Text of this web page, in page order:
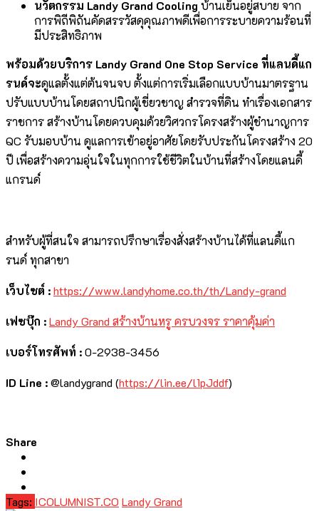
นวัตกรรม Landy Grand Cooling บ้านเย็นอยู่สบาย จาก
การพิถีพิถันคัดสรรวัสดุคุณภาพดีเพื่อการระบายความร้อนที่
มีประสิทธิภาพ
พร้อมด้วยบริการ Landy Grand One Stop Service ที่แลนดี้แก
รนด์จะดูแลตั้งแต่ต้นจนจบ ตั้งแต่การเริ่มเลือกแบบบ้านมาตรฐาน
ปรับแบบบ้านโดยสถาปนิกผู้เชี่ยวชาญ สำรวจที่ดิน ทำเรื่องเอกสาร
ราชการ สร้างบ้านโดยควบคุมด้วยวิศวกรโครงสร้างผู้ชำนาญการ
QC รับมอบบ้าน ดูแลการเข้าอยู่อาศัยโดยรับประกันโครงสร้าง 20
ปี เพื่อสร้างความอุ่นใจในทุกการใช้ชีวิตในบ้านที่สร้างโดยแลนดี้
แกรนด์
สำหรับผู้ที่สนใจ สามารถปรึกษาเรื่องสั่งสร้างบ้านได้ที่แลนดี้แก
รนด์ ทุกสาขา
เว็บไซต์ :https://www.landyhome.co.th/th/Landy-grand
เฟซบุ๊ก :Landy Grand สร้างบ้านหรู ครบวงจร ราคาคุ้มค่า
เบอร์โทรศัพท์ :0-2938-3456
ID Line :@landygrand (https://lin.ee/l1pJddf)
Share
Tags: ICOLUMNIST.CO Landy Grand